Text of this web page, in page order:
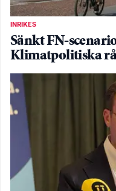
INRIKES
Sänkt FN-
Klimatpolitiska